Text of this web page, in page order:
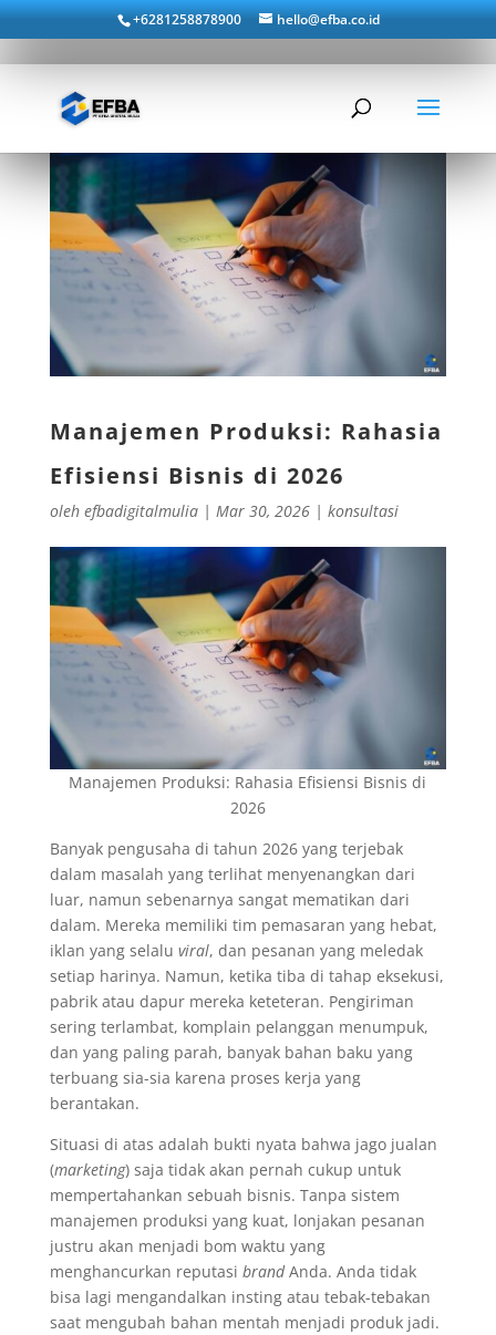
+6281258878900 hello@efba.co.id
Manajemen Produksi: Rahasia
Efisiensi Bisnis di 2026
oleh efbadigitalmulia| Mar 30, 2026| konsultasi
Manajemen Produksi: Rahasia Efisiensi Bisnis di
2026
Banyak pengusaha di tahun 2026 yang terjebak
dalam masalah yang terlihat menyenangkan dari
luar, namun sebenarnya sangat mematikan dari
dalam. Mereka memiliki tim pemasaran yang hebat,
iklan yang selalu viral, dan pesanan yang meledak
setiap harinya. Namun, ketika tiba di tahap eksekusi,
pabrik atau dapur mereka keteteran. Pengiriman
sering terlambat, komplain pelanggan menumpuk,
dan yang paling parah, banyak bahan baku yang
terbuang sia-sia karena proses kerja yang
berantakan.
Situasi di atas adalah bukti nyata bahwa jago jualan
(marketing) saja tidak akan pernah cukup untuk
mempertahankan sebuah bisnis. Tanpa sistem
manajemen produksi yang kuat, lonjakan pesanan
justru akan menjadi bom waktu yang
menghancurkan reputasi brandAnda. Anda tidak
bisa lagi mengandalkan insting atau tebak-tebakan
saat mengubah bahan mentah menjadi produk jadi.